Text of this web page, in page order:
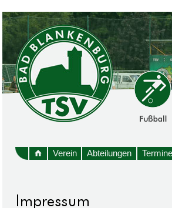
Verein Abteilungen Termine